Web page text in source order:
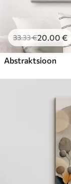
33.33€20.00 €
Abstraktsioon